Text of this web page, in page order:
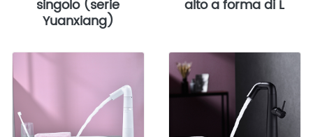
singolo (serie
Yuanxiang)
alto a forma di L